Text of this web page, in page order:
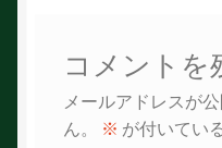
ゲ
ー
コメントを
メールアドレスが
ん。
※ が付いてい